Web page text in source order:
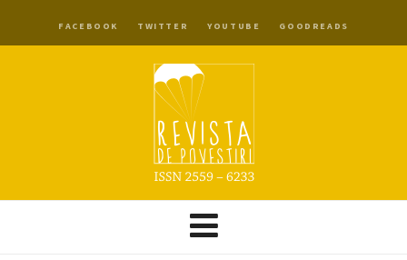
FACEBOOK TWITTER YOUTUBE GOODREADS